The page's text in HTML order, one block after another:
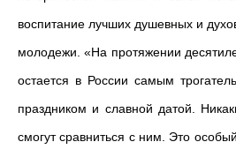
воспитание лучших душевных и
молодежи. «На протяжении
остается в России самым
праздником и славной датой.
смогут сравниться с ним. Это